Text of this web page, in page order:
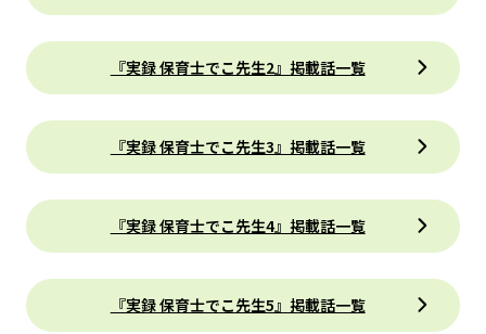
『実録 保育士でこ先生2』掲載話一覧
『実録 保育士でこ先生3』掲載話一覧
『実録 保育士でこ先生4』掲載話一覧
『実録 保育士でこ先生5』掲載話一覧